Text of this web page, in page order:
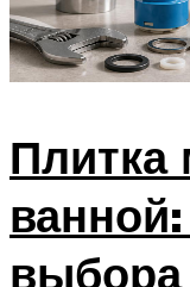
Плитка
выбора